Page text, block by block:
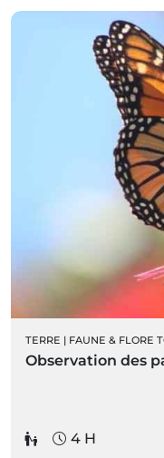
TERRE | FAUNE & FLORE
Observation des
4 H